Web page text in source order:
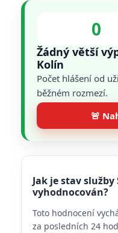
0
Žádný větší
Kolín
Počet hlášení od
běžném rozmezí.
🚨
Jak je stav
vyhodnocován?
Toto hodnocení
za posledních 24